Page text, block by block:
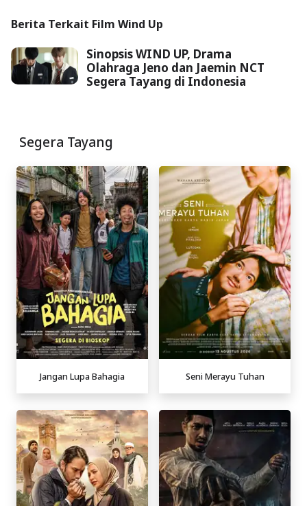
Berita Terkait Film Wind Up
Sinopsis WIND UP, Drama
Olahraga Jeno dan Jaemin NCT
Segera Tayang di Indonesia
Segera Tayang
Jangan Lupa Bahagia Seni Merayu Tuhan